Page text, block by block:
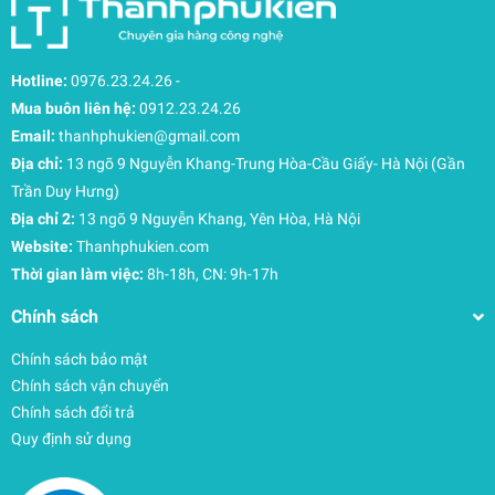
Chinh Phục Mọi Chuyến Đi, Đơn Giản & Gọn Nhẹ
Bạn là một tín đồ của những chuyến đi ngắn ngày hoặc
du lịch tối giản?Balo du lịch Tomtoc Liteway Travel
Backpack – T66chính là người bạn đồng hành lý tưởng.
Với thiết kế nhẹ, dung tích 28L và khả năng sắp xếp
thông minh, chiếc balo này mang đến sự thoải mái và tiện
lợi tối đa, giúp mọi hành trình của bạn trở nên đơn giản và
dễ dàng hơn bao giờ hết.
Vớidung tích 28L
Kích thước balo được
trong ngăn đựng hành lý xách tay trên máy bay, giúp bạn
tiết kiệm thời gian và không cần phải ký gửi hành lý.
Ngăn Chứa Thông Minh, Sắp Xếp Khoa Học
Hotline: 0976.23.24.26-
Mua buôn liên hệ: 0912.23.24.26
Email: thanhphukien@gmail.com
Địa chỉ: 13 ngõ 9 Nguyễn Khang-Trung Hòa-Cầu Giấy- Hà Nội (Gần
Trần Duy Hưng)
Địa chỉ 2: 13 ngõ 9 Nguyễn Khang, Yên Hòa, Hà Nội
Website: Thanhphukien.com
Thời gian làm việc: 8h-18h, CN: 9h-17h
Chính sách
Chính sách bảo mật
Chính sách vận chuyển
Chính sách đổi trả
Quy định sử dụng